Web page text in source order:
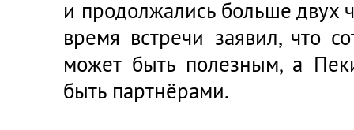
и продолжались больше двух
время встречи заявил, что
может быть полезным, а
быть партнёрами.